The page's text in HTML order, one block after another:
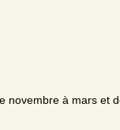
novembre à mars et